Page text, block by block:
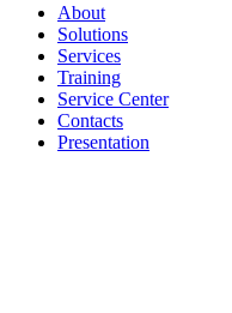
About
Solutions
Services
Training
Service Center
Contacts
Presentation